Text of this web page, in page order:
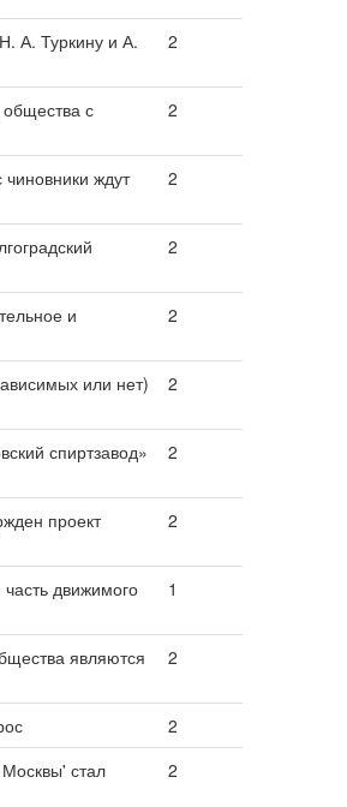
А. Туркину и А.
2
с
2
ждут
2
2
и
2
или нет)
2
спиртзавод»
2
проект
2
движимого
1
являются
2
2
стал
2